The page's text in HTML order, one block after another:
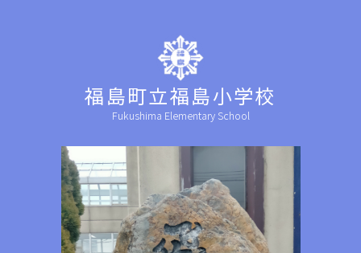
福島町立福島小学校
Fukushima Elementary School